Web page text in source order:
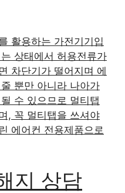
활용하는 가전기기입
상태에서 허용전류가
차단기가 떨어지며 에
뿐만 아니라 나아가
수 있으므로 멀티탭
, 꼭 멀티탭을 쓰셔야
에어컨 전용제품으로
지 상담